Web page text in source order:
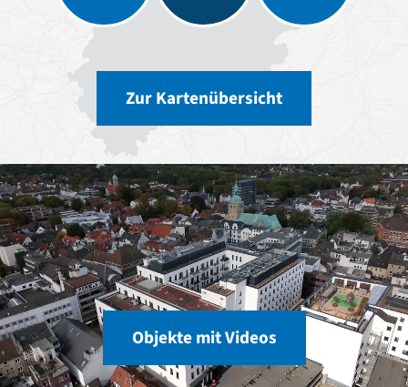
Über baukunst-nrw
Fachbeirat
Freunde & Förderer
Kontakt
Suchbegriff eingeben
Zur Kartenübersicht
Objekte mit Videos